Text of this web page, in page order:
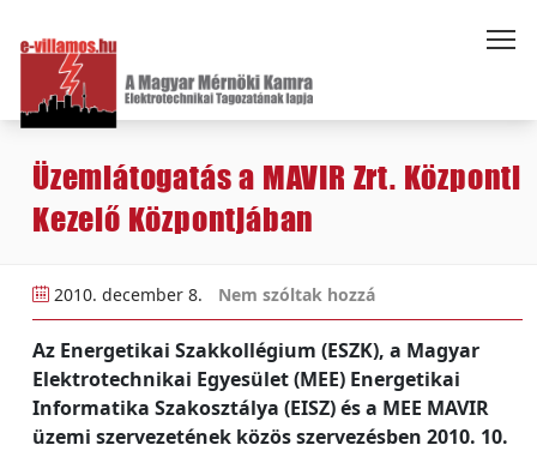
Üzemlátogatás a MAVIR Zrt. Központi
Kezelő Központjában
2010. december 8. Nem szóltak hozzá
Az Energetikai Szakkollégium (ESZK), a Magyar
Elektrotechnikai Egyesület (MEE) Energetikai
Informatika Szakosztálya (EISZ) és a MEE MAVIR
üzemi szervezetének közös szervezésben 2010. 10.